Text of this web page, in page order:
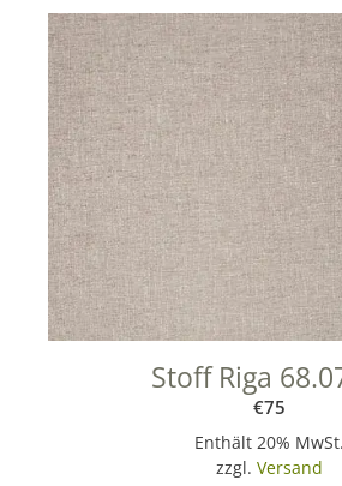
a
t
i
v
e
:
Stoff Riga
€75
Enthält 20% MwSt.
zzgl. Versand